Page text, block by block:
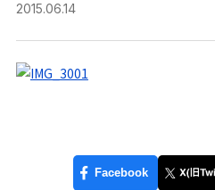
2015.06.14